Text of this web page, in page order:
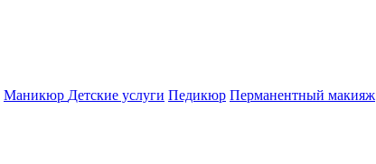
Маникюр Детские услуги Педикюр Перманентный макияж